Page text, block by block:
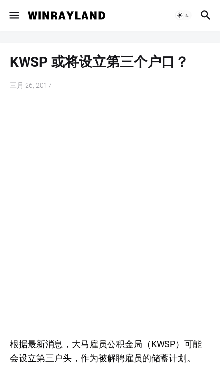
KWSP 或将设立第三个户口？
三月 26, 2017
根据最新消息，大马雇员公积金局（KWSP）可能
会设立第三户头，作为被解聘雇员的储蓄计划。